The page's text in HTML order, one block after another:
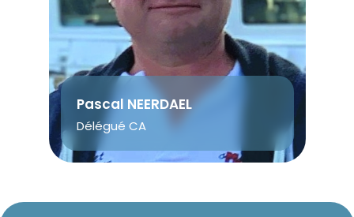
Pascal NEERDAEL
Délégué CA